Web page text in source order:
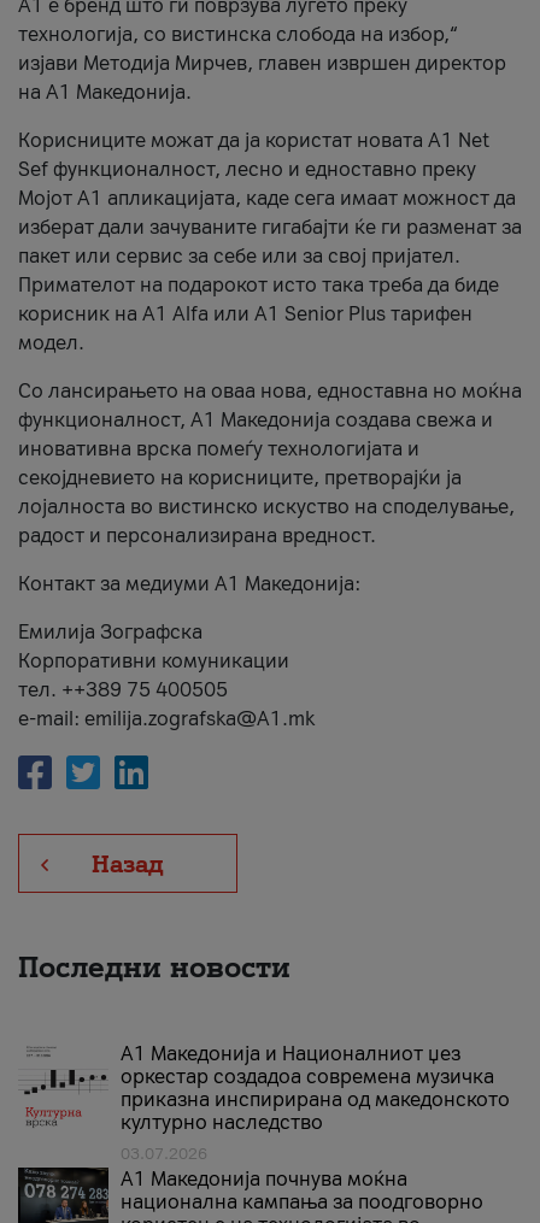
А1 е бренд што ги поврзува луѓето преку
технологија, со вистинска слобода на избор,“
изјави Методија Мирчев, главен извршен директор
на А1 Македонија.
Корисниците можат да ја користат новата А1 Net
Sef функционалност, лесно и едноставно преку
Мојот А1 апликацијата, каде сега имаат можност да
изберат дали зачуваните гигабајти ќе ги разменат за
пакет или сервис за себе или за свој пријател.
Примателот на подарокот исто така треба да биде
корисник на А1 Alfa или A1 Senior Plus тарифен
модел.
Со лансирањето на оваа нова, едноставна но моќна
функционалност, А1 Македонија создава свежа и
иновативна врска помеѓу технологијата и
секојдневието на корисниците, претворајќи ја
лојалноста во вистинско искуство на споделување,
радост и персонализирана вредност.
Контакт за медиуми А1 Македонија:
Емилија Зографска
Корпоративни комуникации
тел. ++389 75 400505
e-mail: emilija.zografska@A1.mk
Назад
Последни новости
А1 Македонија и Националниот џез
оркестар создадоа современа музичка
приказна инспирирана од македонското
културно наследство
03.07.2026
A1 Македонија почнува моќна
национална кампања за поодговорно